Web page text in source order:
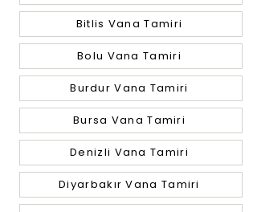
Bitlis Vana Tamiri
Bolu Vana Tamiri
Burdur Vana Tamiri
Bursa Vana Tamiri
Denizli Vana Tamiri
Diyarbakır Vana Tamiri